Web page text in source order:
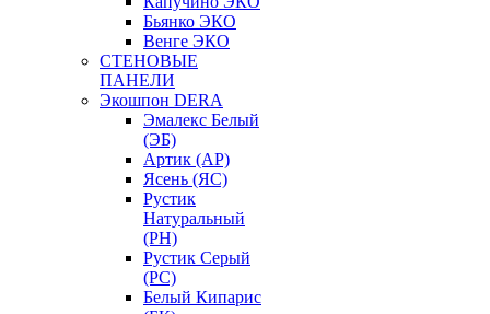
Бьянко ЭКО
Венге ЭКО
СТЕНОВЫЕ
ПАНЕЛИ
Экошпон DERA
Эмалекс Белый
(ЭБ)
Артик (АР)
Ясень (ЯС)
Рустик
Натуральный
(РН)
Рустик Серый
(РС)
Белый Кипарис